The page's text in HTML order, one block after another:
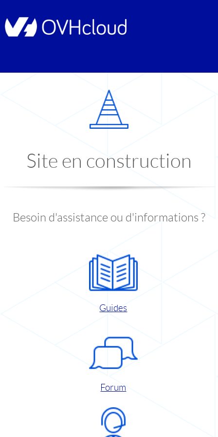
Site en construction
Besoin d'assistance ou d'informations ?
Guides
Forum